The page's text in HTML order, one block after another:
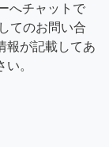
へチャットで
てのお問い合
報が記載してあ
。